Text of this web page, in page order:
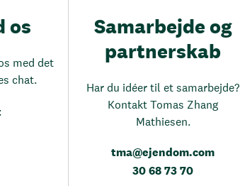
os
med det
chat.
Samarbejde og
partnerskab
Har du idéer til et samarbejde?
Kontakt Tomas Zhang
Mathiesen.
tma@ejendom.com
30 68 73 70